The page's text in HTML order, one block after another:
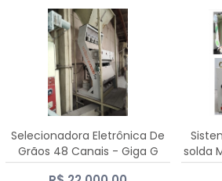
Selecionadora Eletrônica De
Grãos 48 Canais - Giga G
10000
solda